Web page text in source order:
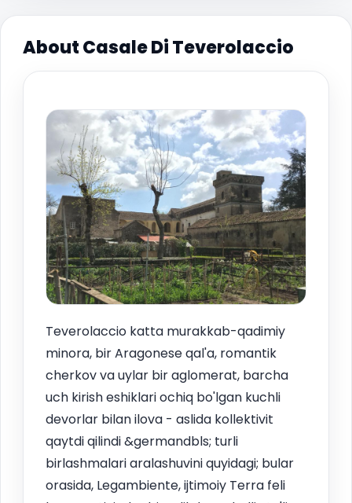
About Casale Di Teverolaccio
Teverolaccio katta murakkab-qadimiy
minora, bir Aragonese qal'a, romantik
cherkov va uylar bir aglomerat, barcha
uch kirish eshiklari ochiq bo'lgan kuchli
devorlar bilan ilova - aslida kollektivit
qaytdi qilindi &germandbls; turli
birlashmalari aralashuvini quyidagi; bular
orasida, Legambiente, ijtimoiy Terra feli